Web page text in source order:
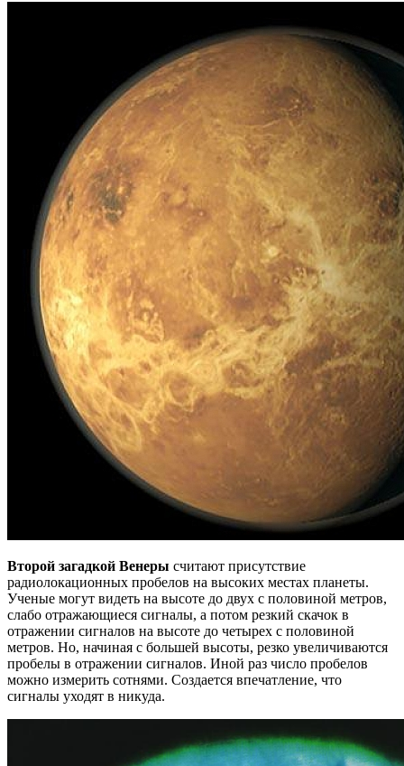
Второй загадкой Венеры считают присутствие
радиолокационных пробелов на высоких местах планеты.
Ученые могут видеть на высоте до двух с половиной метров,
слабо отражающиеся сигналы, а потом резкий скачок в
отражении сигналов на высоте до четырех с половиной
метров. Но, начиная с большей высоты, резко увеличиваются
пробелы в отражении сигналов. Иной раз число пробелов
можно измерить сотнями. Создается впечатление, что
сигналы уходят в никуда.